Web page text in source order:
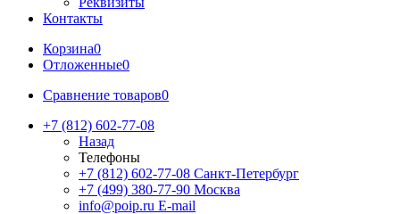
Контакты
Корзина0
Отложенные0
Сравнение товаров0
+7 (812) 602-77-08
Назад
Телефоны
+7 (812) 602-77-08 Санкт-Петербург
+7 (499) 380-77-90 Москва
info@poip.ru E-mail